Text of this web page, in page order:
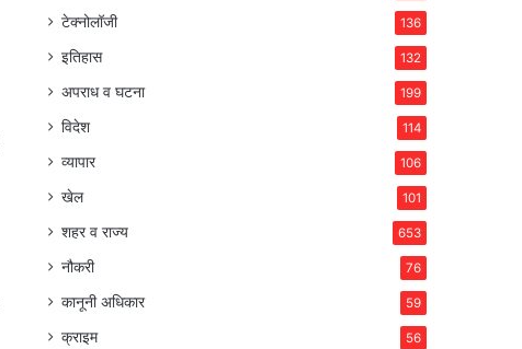
टेक्नोलॉजी 136
इतिहास 132
अपराध व घटना 199
विदेश 114
व्यापार 106
खेल 101
शहर व राज्य 653
नौकरी 76
कानूनी अधिकार 59
क्राइम 56